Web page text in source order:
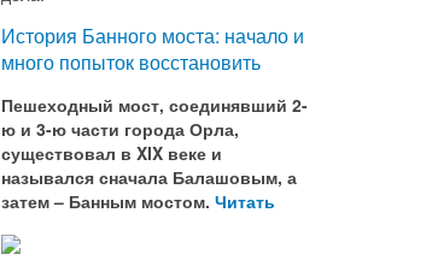
История Банного моста: начало и
много попыток восстановить
Пешеходный мост, соединявший 2-
ю и 3-ю части города Орла,
существовал в XIX веке и
назывался сначала Балашовым, а
затем – Банным мостом. Читать